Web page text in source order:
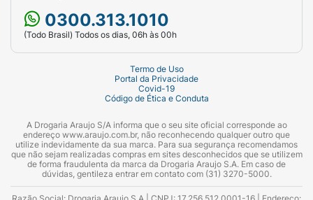
0300.313.1010
(Todo Brasil) Todos os dias, 06h às 00h
Termo de Uso
Portal da Privacidade
Covid-19
Código de Ética e Conduta
A Drogaria Araujo S/A informa que o seu site oficial corresponde ao
endereço www.araujo.com.br, não reconhecendo qualquer outro que
utilize indevidamente da sua marca. Para sua segurança recomendamos
que não sejam realizadas compras em sites desconhecidos que se utilizem
de forma fraudulenta da marca da Drogaria Araujo S.A. Em caso de
dúvidas, gentileza entrar em contato com (31) 3270-5000.